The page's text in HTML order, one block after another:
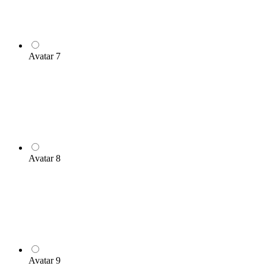
Avatar 7
Avatar 8
Avatar 9